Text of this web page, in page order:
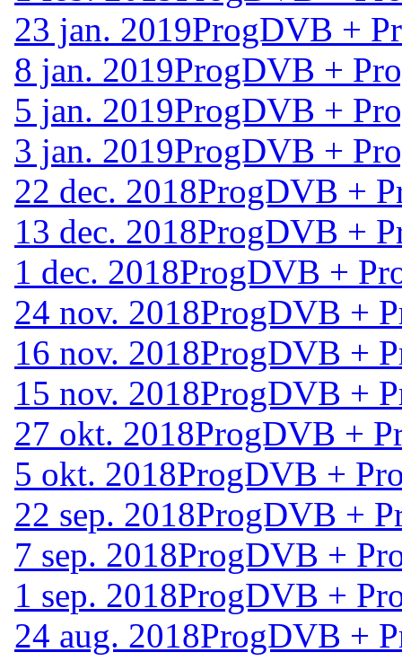
23 jan. 2019ProgDVB +
8 jan. 2019ProgDVB +
5 jan. 2019ProgDVB +
3 jan. 2019ProgDVB +
22 dec. 2018ProgDVB +
13 dec. 2018ProgDVB +
1 dec. 2018ProgDVB +
24 nov. 2018ProgDVB +
16 nov. 2018ProgDVB +
15 nov. 2018ProgDVB +
27 okt. 2018ProgDVB +
5 okt. 2018ProgDVB +
22 sep. 2018ProgDVB +
7 sep. 2018ProgDVB +
1 sep. 2018ProgDVB +
24 aug. 2018ProgDVB +